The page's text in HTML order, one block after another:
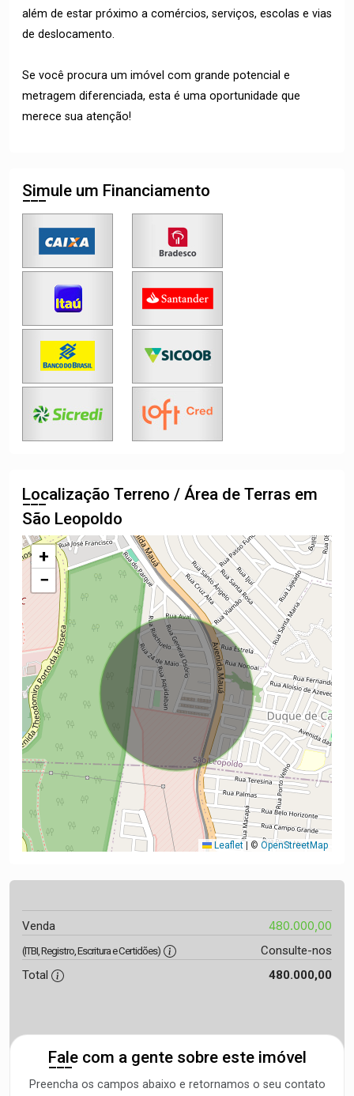
além de estar próximo a comércios, serviços, escolas e vias
de deslocamento.
Se você procura um imóvel com grande potencial e
metragem diferenciada, esta é uma oportunidade que
merece sua atenção!
Simule um Financiamento
Localização Terreno / Área de Terras em
São Leopoldo
+
−
Leaflet © OpenStreetMap
Venda 480.000,00
(ITBI, Registro, Escritura e Certidões)
Consulte-nos
Total
480.000,00
Fale com a gente sobre este imóvel
Preencha os campos abaixo e retornamos o seu contato